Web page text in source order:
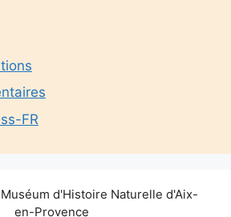
FR
d'Histoire Naturelle d'Aix-
en-Provence